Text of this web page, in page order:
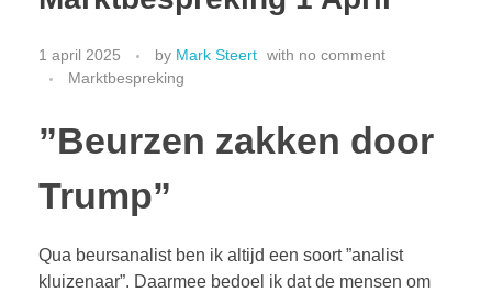
1 april 2025 by Mark Steert with no comment
Marktbespreking
”Beurzen zakken door
Trump”
Qua beursanalist ben ik altijd een soort ”analist
kluizenaar”. Daarmee bedoel ik dat de mensen om